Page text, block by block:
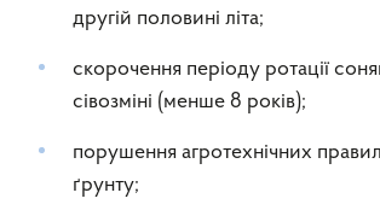
другій половині літа;
скорочення періоду ротації
сівозміні (менше 8 років);
порушення агротехнічних
ґрунту;